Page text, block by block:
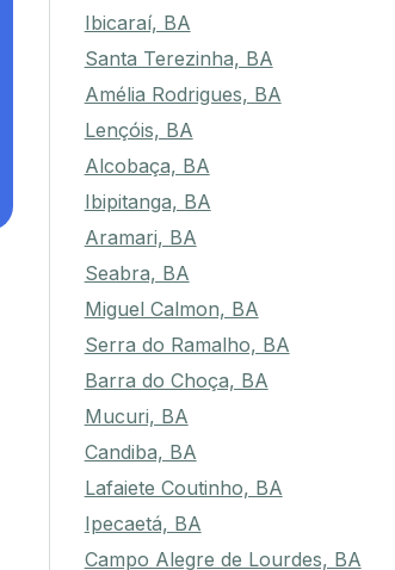
Ibicaraí, BA
Santa Terezinha, BA
Amélia Rodrigues, BA
Lençóis, BA
Alcobaça, BA
Ibipitanga, BA
Aramari, BA
Seabra, BA
Miguel Calmon, BA
Serra do Ramalho, BA
Barra do Choça, BA
Mucuri, BA
Candiba, BA
Lafaiete Coutinho, BA
Ipecaetá, BA
Campo Alegre de Lourdes, BA